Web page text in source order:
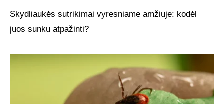
Skydliaukės sutrikimai vyresniame amžiuje: kodėl
juos sunku atpažinti?